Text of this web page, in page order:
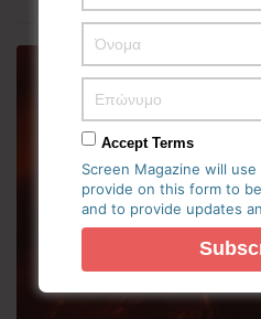
Accept Terms
Screen Magazine will
provide on this form to
and to provide updates